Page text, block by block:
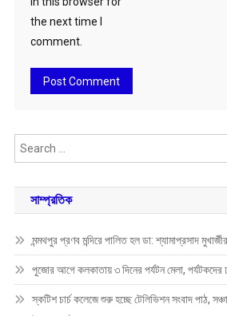
the next time I
comment.
সাম্প্রতিক
মন্মথপুর প্রণব মন্দিরে পালিত হল ডা: শ্যামাপ্রসাদ
পুজোর আগে কলকাতায় ৩ দিনের পর্যটন মেলা, পর্যটকদের
স্কটিশ চার্চ কলেজে শুরু হচ্ছে টেলিভিশন সংবাদ পাঠ,